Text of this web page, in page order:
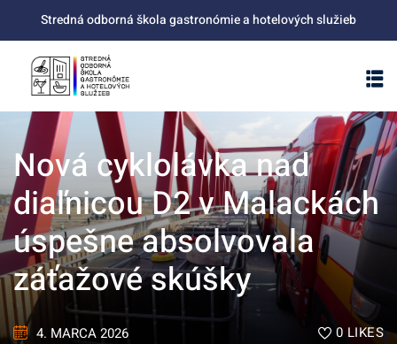
content
Stredná odborná škola gastronómie a hotelových služieb
Nová cyklolávka nad
diaľnicou D2 v Malackách
úspešne absolvovala
záťažové skúšky
4. MARCA 2026 0LIKES